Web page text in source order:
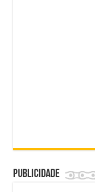
Publicidade